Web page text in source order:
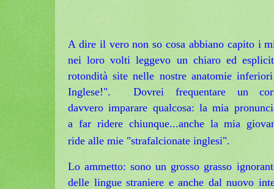
A dire il vero non so cosa abbiano capito i
nei loro volti leggevo un chiaro ed
rotondità site nelle nostre anatomie
Inglese!". Dovrei frequentare un
davvero imparare qualcosa: la mia
a far ridere chiunque...anche la mia
ride alle mie "strafalcionate inglesi".
Lo ammetto: sono un grosso grasso
delle lingue straniere e anche dal nuovo